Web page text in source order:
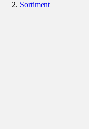
Sortiment